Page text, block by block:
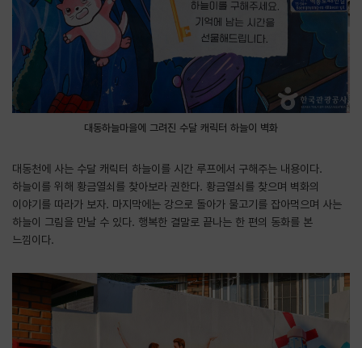
대동하늘마을에 그려진 수달 캐릭터 하늘이 벽화
대동천에 사는 수달 캐릭터 하늘이를 시간 루프에서 구해주는 내용이다.
하늘이를 위해 황금열쇠를 찾아보라 권한다. 황금열쇠를 찾으며 벽화의
이야기를 따라가 보자. 마지막에는 강으로 돌아가 물고기를 잡아먹으며 사는
하늘이 그림을 만날 수 있다. 행복한 결말로 끝나는 한 편의 동화를 본
느낌이다.